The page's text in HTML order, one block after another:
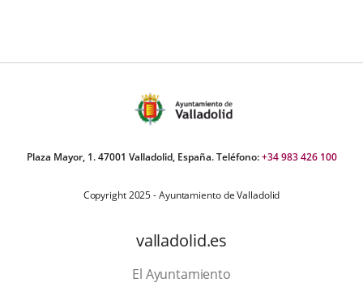
Plaza Mayor, 1. 47001 Valladolid, España. Teléfono:+34 983 426 100
Copyright 2025 - Ayuntamiento de Valladolid
valladolid.es
El Ayuntamiento